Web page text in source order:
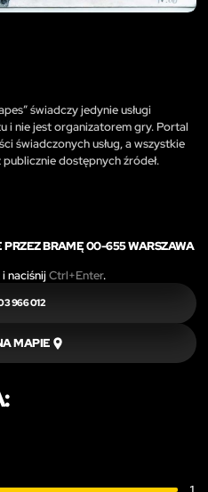
świadczy jedynie usługi
i nie jest organizatorem gry. Portal
świadczonych usług, a wszystkie
dostępnych źródeł.
PRZEZ BRAMĘ 00-655 WARSZAWA
naciśnijCtrl+Enter.
966 012
MAPIE